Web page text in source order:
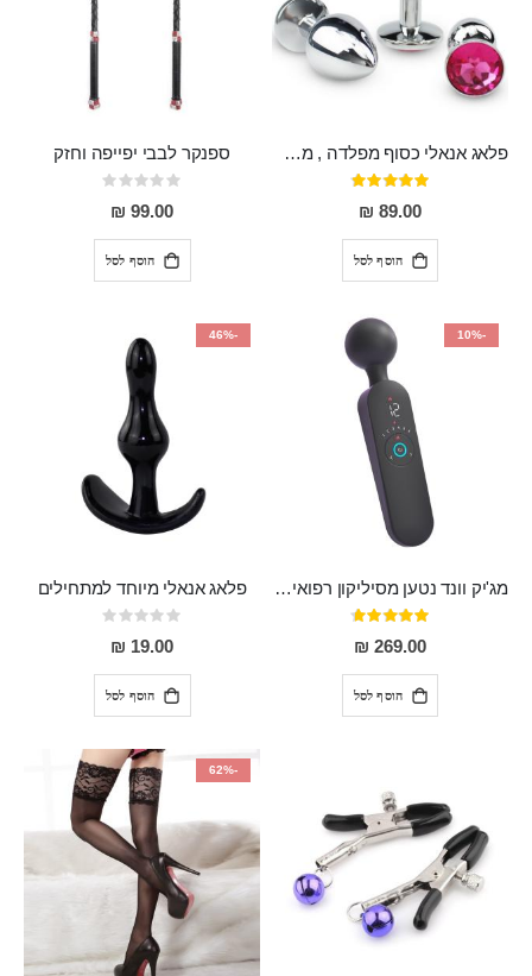
פלאג אנאלי כסוף מפלדה , מתאים ללבישה מתחת לבגדים, בגודל 7.3 על 2.8 ס"מ
דירוג:
97%
89.00 ₪
הוסף לסל
ספנקר לבבי יפייפה וחזק
Rating:
0%
99.00 ₪
הוסף לסל
-10%
מג'יק וונד נטען מסיליקון רפואי חזק בעל 12 מצבי רטט ו6 מהירויות שונות ROMI
דירוג:
93%
269.00 ₪
הוסף לסל
-46%
פלאג אנאלי מיוחד למתחילים
Rating:
0%
19.00 ₪
הוסף לסל
-62%